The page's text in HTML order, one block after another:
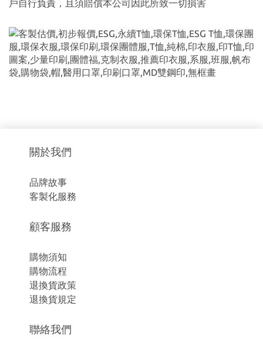
關於我們
品牌故事
客製化服務
顧客服務
購物須知
購物流程
退換貨政策
退換貨規定
聯絡我們